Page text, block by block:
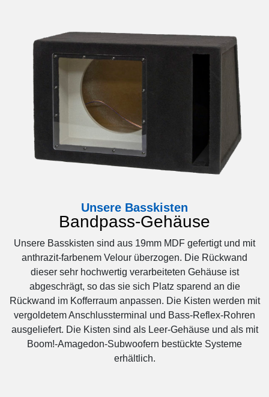
Unsere Basskisten
Bandpass-Gehäuse
Unsere Basskisten sind aus 19mm MDF gefertigt und mit
anthrazit-farbenem Velour überzogen. Die Rückwand
dieser sehr hochwertig verarbeiteten Gehäuse ist
abgeschrägt, so das sie sich Platz sparend an die
Rückwand im Kofferraum anpassen. Die Kisten werden mit
vergoldetem Anschlussterminal und Bass-Reflex-Rohren
ausgeliefert. Die Kisten sind als Leer-Gehäuse und als mit
Boom!-Amagedon-Subwoofern bestückte Systeme
erhältlich.